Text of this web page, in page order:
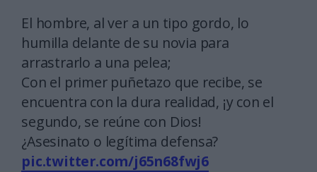
El hombre, al ver a un tipo gordo, lo
humilla delante de su novia para
arrastrarlo a una pelea;
Con el primer puñetazo que recibe, se
encuentra con la dura realidad, ¡y con el
segundo, se reúne con Dios!
¿Asesinato o legítima defensa?
pic.twitter.com/j65n68fwj6